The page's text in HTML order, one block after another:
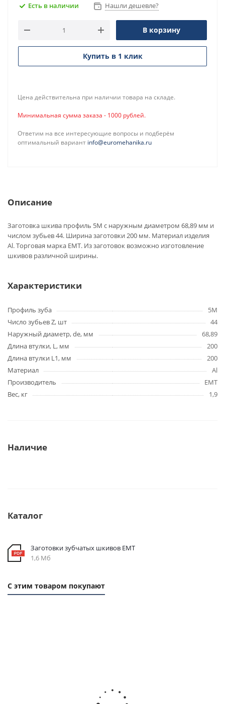
Есть в наличии Нашли дешевле?
В корзину
Купить в 1 клик
Цена действительна при наличии товара на складе.
Минимальная сумма заказа - 1000 рублей.
Ответим на все интересующие вопросы и подберём
оптимальный вариант info@euromehanika.ru
Описание
Заготовка шкива профиль 5M с наружным диаметром 68,89 мм и
числом зубьев 44. Ширина заготовки 200 мм. Материал изделия
Al. Торговая марка EMT. Из заготовок возможно изготовление
шкивов различной ширины.
Характеристики
Профиль зуба
5M
Число зубьев Z, шт
44
Наружный диаметр, de, мм
68,89
Длина втулки, L, мм
200
Длина втулки L1, мм
200
Материал
Al
Производитель
EMT
Вес, кг
1,9
Наличие
Каталог
Заготовки зубчатых шкивов EMT
1,6 Мб
С этим товаром покупают